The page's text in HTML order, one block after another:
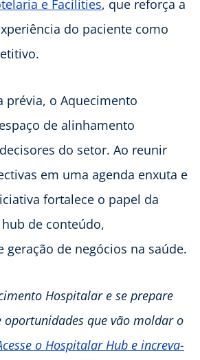
e Facilities, que reforça a
do paciente como
prévia, o Aquecimento
de alinhamento
do setor. Ao reunir
em uma agenda enxuta e
fortalece o papel da
de conteúdo,
geração de negócios na saúde.
Hospitalar e se prepare
oportunidades que vão moldar o
o Hospitalar Hub e increva-